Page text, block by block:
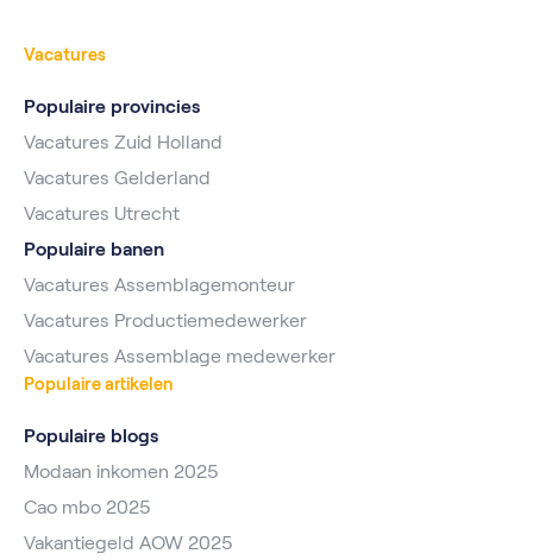
Vacatures
Populaire provincies
Vacatures Zuid Holland
Vacatures Gelderland
Vacatures Utrecht
Populaire banen
Vacatures Assemblagemonteur
Vacatures Productiemedewerker
Vacatures Assemblage medewerker
Populaire artikelen
Populaire blogs
Modaan inkomen 2025
Cao mbo 2025
Vakantiegeld AOW 2025